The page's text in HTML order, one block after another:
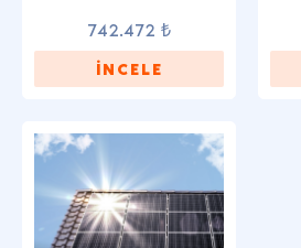
742.472 ₺
İNCELE